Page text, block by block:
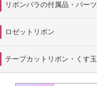
リボンバラの付属品・パーツ
ロゼットリボン
テープカットリボン・くす玉